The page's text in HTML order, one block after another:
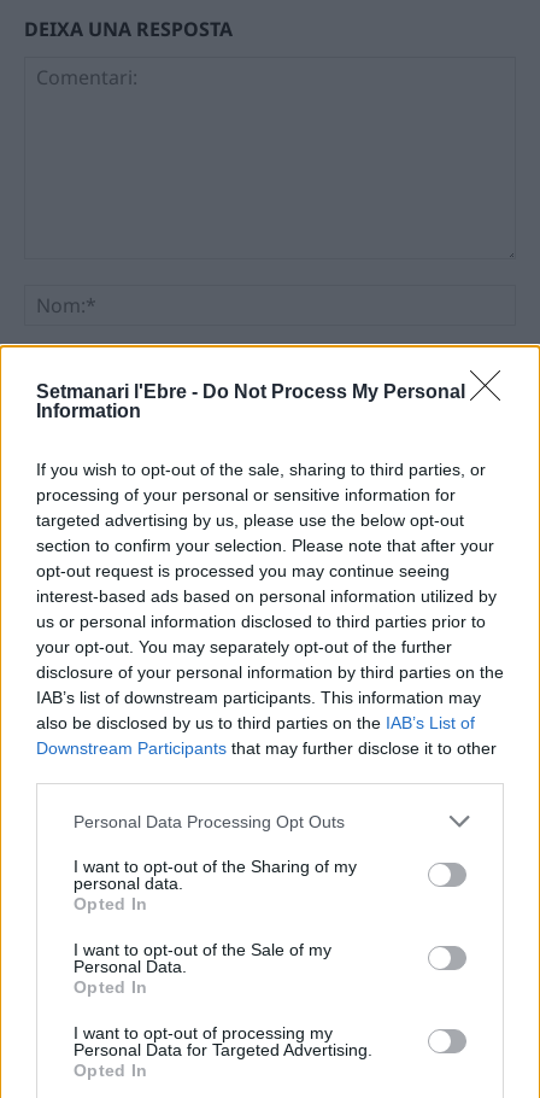
Setmanari l'Ebre - Do Not Process My Personal
Information
If you wish to opt-out of the sale, sharing to third parties, or
processing of your personal or sensitive information for
targeted advertising by us, please use the below opt-out
section to confirm your selection. Please note that after your
opt-out request is processed you may continue seeing
interest-based ads based on personal information utilized by
us or personal information disclosed to third parties prior to
your opt-out. You may separately opt-out of the further
disclosure of your personal information by third parties on the
IAB’s list of downstream participants. This information may
also be disclosed by us to third parties on the IAB’s List of
Downstream Participants that may further disclose it to other
Personal Data Processing Opt Outs
I want to opt-out of the Sharing of my
personal data.
Opted In
I want to opt-out of the Sale of my
Personal Data.
Opted In
I want to opt-out of processing my
Personal Data for Targeted Advertising.
Opted In
DEIXA UNA RESPOSTA
Deseu el meu nom, el correu electrònic i el lloc web en
aquest navegador per a la propera vegada que comenti.
ÚLTIMES NOTÍCIES
Els vestits de paper guanyen força
40 peces a concurs
per a gaudir de les Festes Majors
Blaumut lidera el cartell musical de les